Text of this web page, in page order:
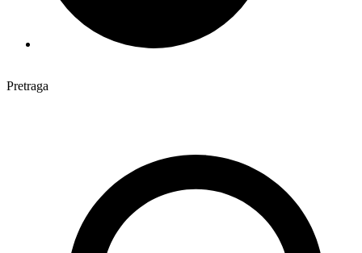
Pretraga